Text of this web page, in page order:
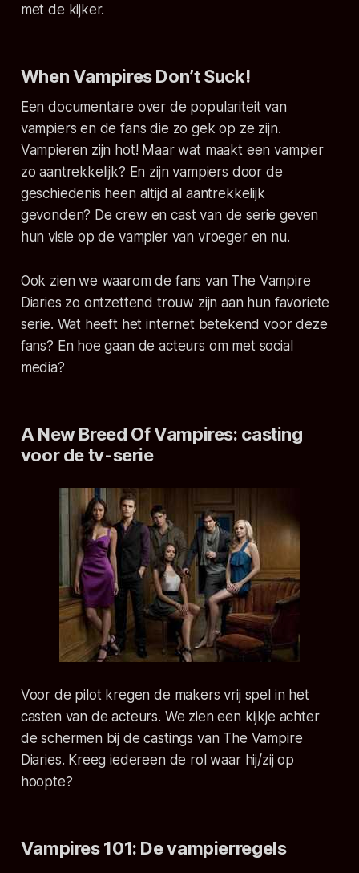
met de kijker.
When Vampires Don’t Suck!
Een documentaire over de populariteit van
vampiers en de fans die zo gek op ze zijn.
Vampieren zijn hot! Maar wat maakt een vampier
zo aantrekkelijk? En zijn vampiers door de
geschiedenis heen altijd al aantrekkelijk
gevonden? De crew en cast van de serie geven
hun visie op de vampier van vroeger en nu.
Ook zien we waarom de fans van The Vampire
Diaries zo ontzettend trouw zijn aan hun favoriete
serie. Wat heeft het internet betekend voor deze
fans? En hoe gaan de acteurs om met social
media?
A New Breed Of Vampires: casting
voor de tv-serie
Voor de pilot kregen de makers vrij spel in het
casten van de acteurs. We zien een kijkje achter
de schermen bij de castings van The Vampire
Diaries. Kreeg iedereen de rol waar hij/zij op
hoopte?
Vampires 101: De vampierregels